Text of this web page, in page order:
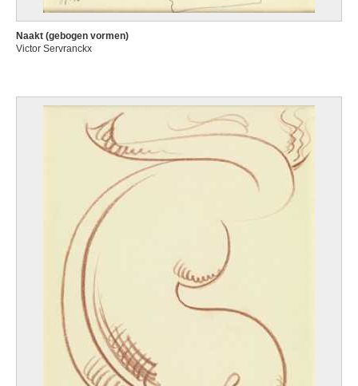
Naakt (gebogen vormen)
Victor Servranckx